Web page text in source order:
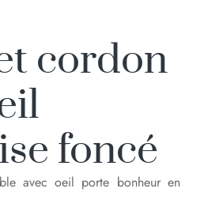
cordon
foncé
avec oeil porte bonheur en